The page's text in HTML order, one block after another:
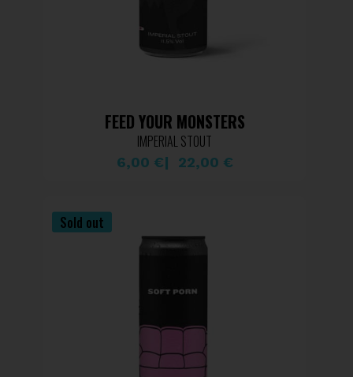
Struttura, profondità, carattere.
FEED YOUR MONSTERS
IMPERIAL STOUT
6,00 € 22,00 €
Sold out